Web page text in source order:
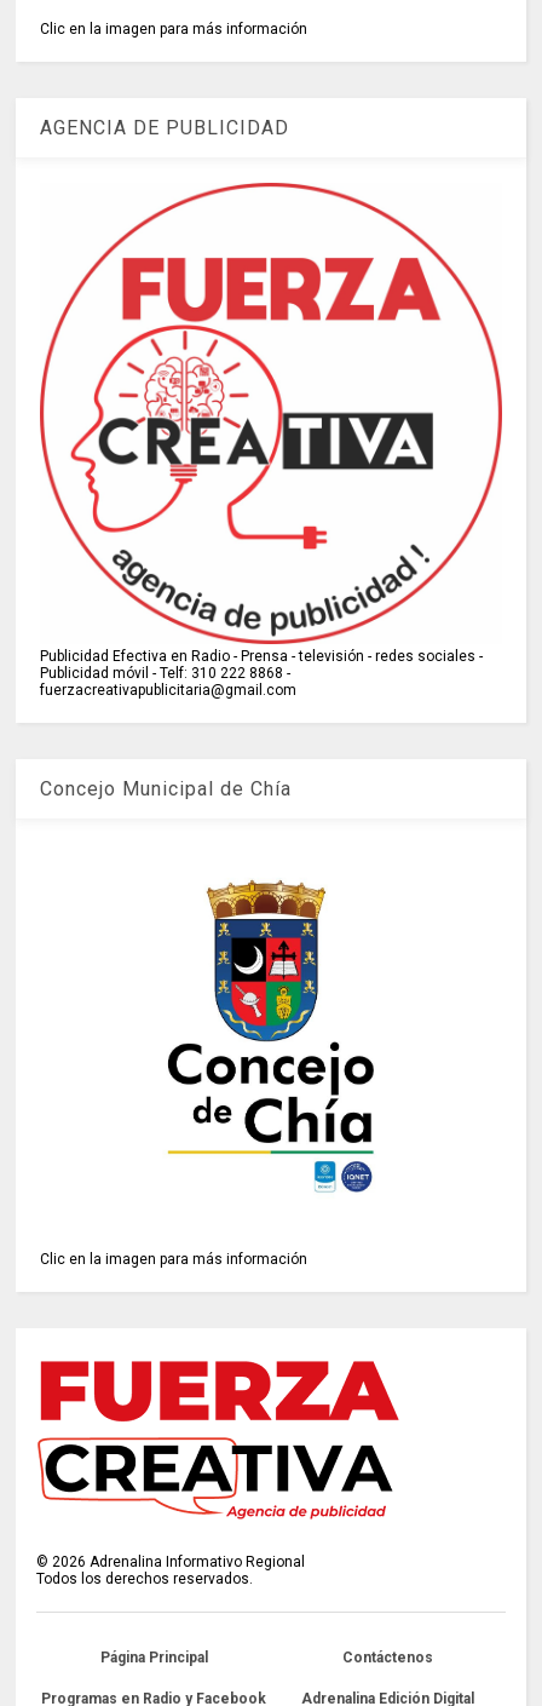
Clic en la imagen para más información
AGENCIA DE PUBLICIDAD
Publicidad Efectiva en Radio - Prensa - televisión - redes sociales -
Publicidad móvil - Telf: 310 222 8868 -
fuerzacreativapublicitaria@gmail.com
Concejo Municipal de Chía
Clic en la imagen para más información
©2026 Adrenalina Informativo Regional
Todos los derechos reservados.
Página Principal Contáctenos
Programas en Radio y Facebook Adrenalina Edición Digital